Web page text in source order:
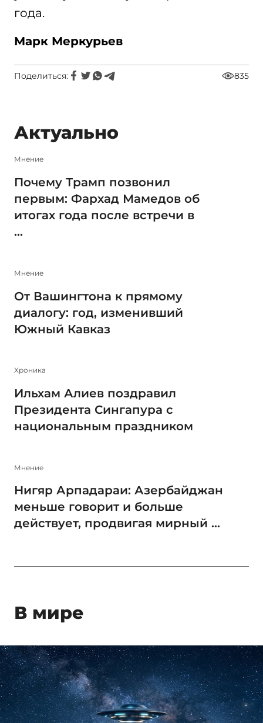
года.
Марк Меркурьев
Поделиться: 835
Актуально
Мнение
Почему Трамп позвонил
первым: Фархад Мамедов об
итогах года после встречи в
...
Мнение
От Вашингтона к прямому
диалогу: год, изменивший
Южный Кавказ
Xроника
Ильхам Алиев поздравил
Президента Сингапура с
национальным праздником
Мнение
Нигяр Арпадараи: Азербайджан
меньше говорит и больше
действует, продвигая мирный ...
В мире